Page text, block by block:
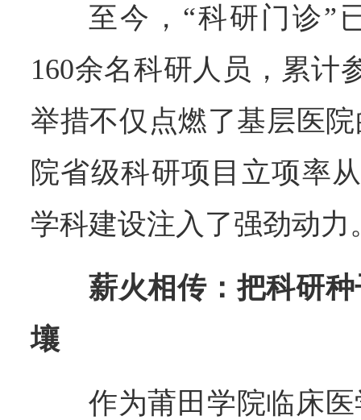
至今，“科研门诊”
160余名科研人员，累计
举措不仅点燃了基层医
院省级科研项目立项率
学科建设注入了强劲动力
薪火相传：把科研
壤
作为莆田学院临床